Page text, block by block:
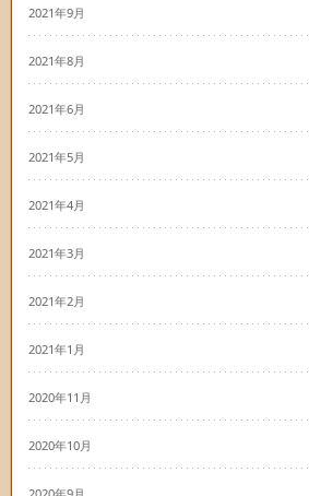
2021年9月
2021年8月
2021年6月
2021年5月
2021年4月
2021年3月
2021年2月
2021年1月
2020年11月
2020年10月